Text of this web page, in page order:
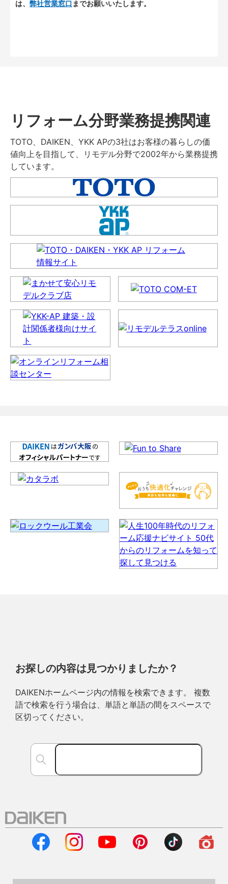
は、 弊社営業窓口 までお願いいたします。
リフォーム分野業務提携関連
TOTO、DAIKEN、YKK APの3社はお客様の暮らしの価
値向上を目指して、リモデル分野で2002年から業務提携
しています。
お探しの内容は見つかりましたか？
DAIKENホームページ内の情報を検索できます。 複数
語で検索を行う場合は、単語と単語の間をスペースで
区切ってください。